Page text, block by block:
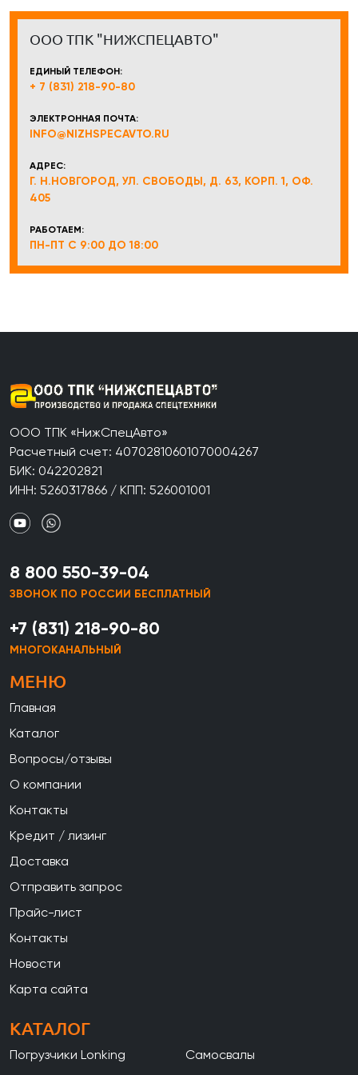
ООО ТПК "НИЖСПЕЦАВТО"
ЕДИНЫЙ ТЕЛЕФОН:
+ 7 (831) 218-90-80
ЭЛЕКТРОННАЯ ПОЧТА:
INFO@NIZHSPECAVTO.RU
АДРЕС:
Г. Н.НОВГОРОД, УЛ. СВОБОДЫ, Д. 63, КОРП. 1, ОФ.
405
РАБОТАЕМ:
ПН-ПТ С 9:00 ДО 18:00
ООО ТПК «НижСпецАвто»
Расчетный счет: 40702810601070004267
БИК: 042202821
ИНН: 5260317866 / КПП: 526001001
8 800 550-39-04
ЗВОНОК ПО РОССИИ БЕСПЛАТНЫЙ
+7 (831) 218-90-80
МНОГОКАНАЛЬНЫЙ
МЕНЮ
Главная
Каталог
Вопросы/отзывы
О компании
Контакты
Кредит / лизинг
Доставка
Отправить запрос
Прайс-лист
Контакты
Новости
Карта сайта
КАТАЛОГ
Погрузчики Lonking
Самосвалы